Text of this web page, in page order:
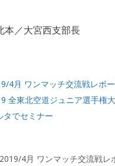
本／大宮西支部長
ワンマッチ交流戦レポー
東北空道ジュニア選手権
でセミナー
4月 ワンマッチ交流戦レ